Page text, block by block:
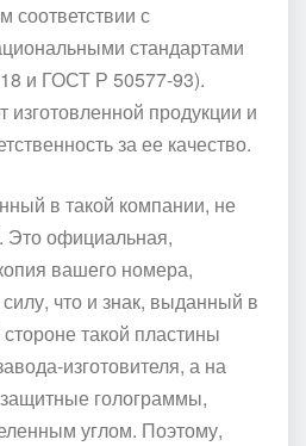
соответствии с
стандартами
и ГОСТ Р 50577-93).
изготовленной продукции и
за ее качество.
в такой компании, не
Это официальная,
вашего номера,
что и знак, выданный в
такой пластины
изготовителя, а на
голограммы,
углом. Поэтому,